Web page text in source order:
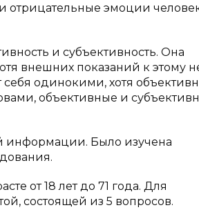
отрицательные эмоции
и субъективность. Она
внешних показаний к этому
себя одинокими, хотя
объективные и
информации. Было изучена
от 18 лет до 71 года. Для
состоящей из 5 вопросов.